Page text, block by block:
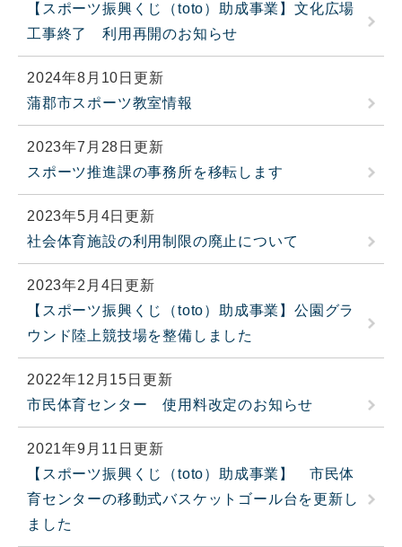
【スポーツ振興くじ（toto）助成事業】文化広場
工事終了 利用再開のお知らせ
2024年8月10日更新
蒲郡市スポーツ教室情報
2023年7月28日更新
スポーツ推進課の事務所を移転します
2023年5月4日更新
社会体育施設の利用制限の廃止について
2023年2月4日更新
【スポーツ振興くじ（toto）助成事業】公園グラ
ウンド陸上競技場を整備しました
2022年12月15日更新
市民体育センター 使用料改定のお知らせ
2021年9月11日更新
【スポーツ振興くじ（toto）助成事業】 市民体
育センターの移動式バスケットゴール台を更新し
ました